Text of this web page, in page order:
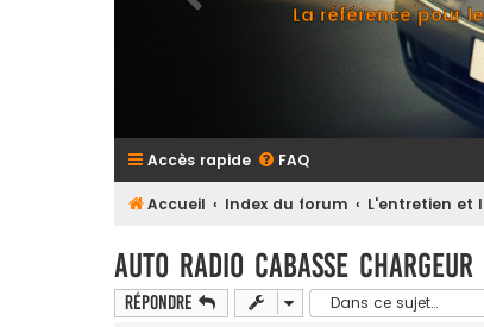
La référence pour
Accès rapide FAQ
Accueil Index du forum L'entretien et
auto radio cabasse chargeur
Répondre